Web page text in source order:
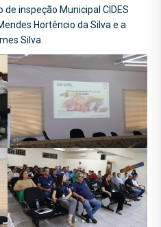
inspeção Municipal CIDES
Hortêncio da Silva e a
Silva.